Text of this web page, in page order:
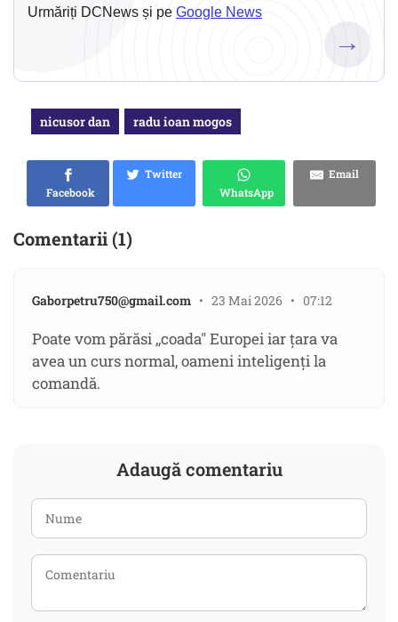
Urmăriți DCNews și pe Google News
→
nicusor dan radu ioan mogos
Facebook
Twitter
WhatsApp
Email
Comentarii (1)
Gaborpetru750@gmail.com • 23 Mai 2026 • 07:12
Poate vom părăsi ,,coada" Europei iar țara va
avea un curs normal, oameni inteligenți la
comandă.
Adaugă comentariu